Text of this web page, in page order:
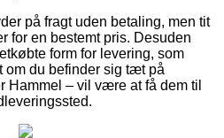
på fragt uden betaling, men tit
for en bestemt pris. Desuden
form for levering, som
om du befinder sig tæt på
Hammel – vil være at få dem til